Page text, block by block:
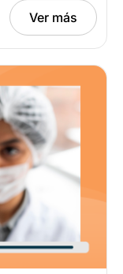
Ver más